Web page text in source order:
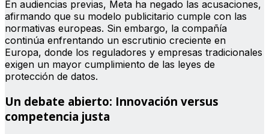
En audiencias previas, Meta ha negado las acusaciones,
afirmando que su modelo publicitario cumple con las
normativas europeas. Sin embargo, la compañía
continúa enfrentando un escrutinio creciente en
Europa, donde los reguladores y empresas tradicionales
exigen un mayor cumplimiento de las leyes de
protección de datos.
Un debate abierto: Innovación versus
competencia justa